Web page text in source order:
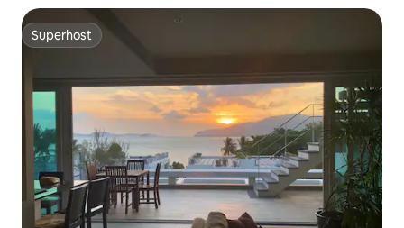
Superhost
Superhost